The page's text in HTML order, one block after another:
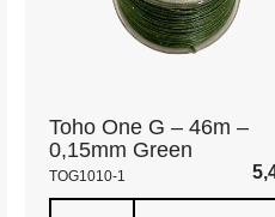
Toho One G – 46m –
0,15mm Green
TOG1010-1